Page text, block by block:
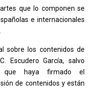
que lo componen se
e internacionales
sobre los contenidos de
Escudero García, salvo
haya firmado el
de contenidos y están